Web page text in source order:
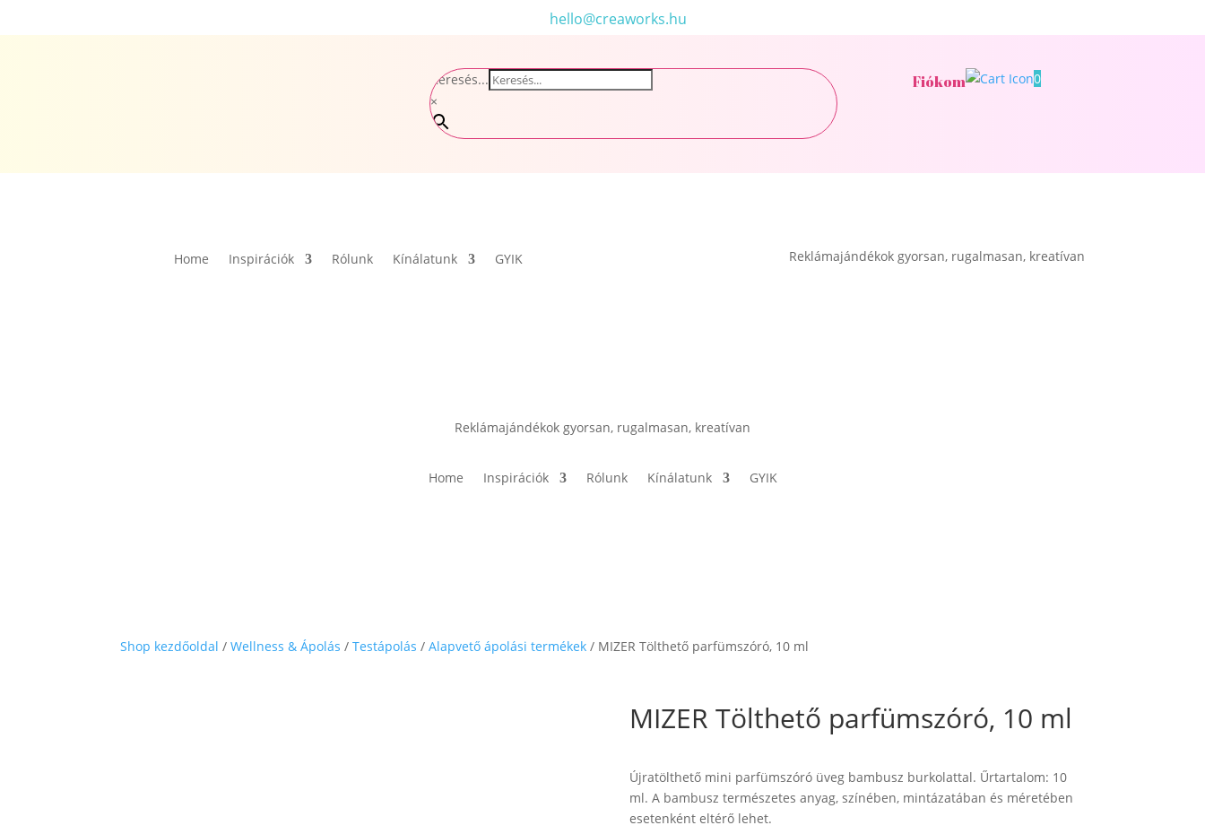
hello@creaworks.hu
Keresés...
×
Fiókom 0
Home Inspirációk Rólunk Kínálatunk GYIK Reklámajándékok gyorsan, rugalmasan, kreatívan
Reklámajándékok gyorsan, rugalmasan, kreatívan
Home Inspirációk Rólunk Kínálatunk GYIK
Shop kezdőoldal /Wellness & Ápolás /Testápolás /Alapvető ápolási termékek / MIZER Tölthető parfümszóró, 10 ml
MIZER Tölthető parfümszóró, 10 ml
Újratölthető mini parfümszóró üveg bambusz burkolattal. Űrtartalom: 10
ml. A bambusz természetes anyag, színében, mintázatában és méretében
esetenként eltérő lehet.